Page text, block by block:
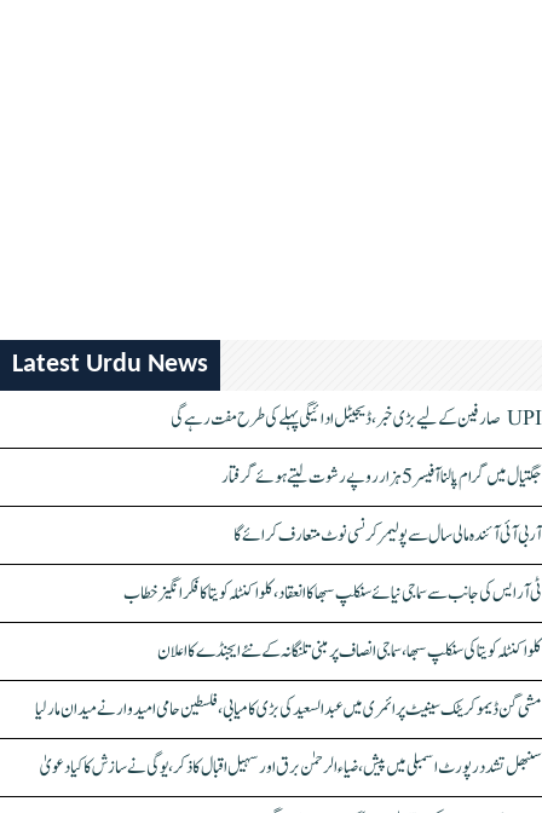
Latest Urdu News
UPI صارفین کے لیے بڑی خبر، ڈیجیٹل ادائیگی پہلے کی طرح مفت رہے گی
جگتیال میں گرام پالنا آفیسر 5 ہزار روپے رشوت لیتے ہوئے گرفتار
آر بی آئی آئندہ مالی سال سے پولیمر کرنسی نوٹ متعارف کرائے گا
ٹی آر ایس کی جانب سے سماجی نیائے سنکلپ سبھا کا انعقاد، کلواکنٹلہ کویتا کا فکر انگیز خطاب
کلواکنٹلہ کویتا کی سنکلپ سبھا، سماجی انصاف پر مبنی تلنگانہ کے نئے ایجنڈے کا اعلان
مشی گن ڈیموکریٹک سینیٹ پرائمری میں عبدالسعید کی بڑی کامیابی، فلسطین حامی امیدوار نے میدان مار لیا
سنبھل تشدد رپورٹ اسمبلی میں پیش، ضیاء الرحمٰن برق اور سہیل اقبال کا ذکر، یوگی نے سازش کا کیا دعویٰ